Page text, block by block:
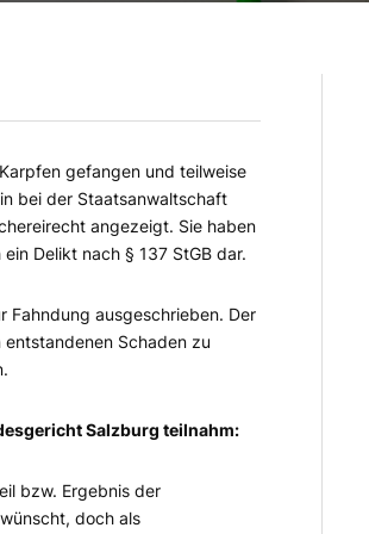
gefangen und teilweise
bei der Staatsanwaltschaft
angezeigt. Sie haben
Delikt nach § 137 StGB dar.
Fahndung ausgeschrieben. Der
Schaden zu
Salzburg teilnahm:
bzw. Ergebnis der
doch als